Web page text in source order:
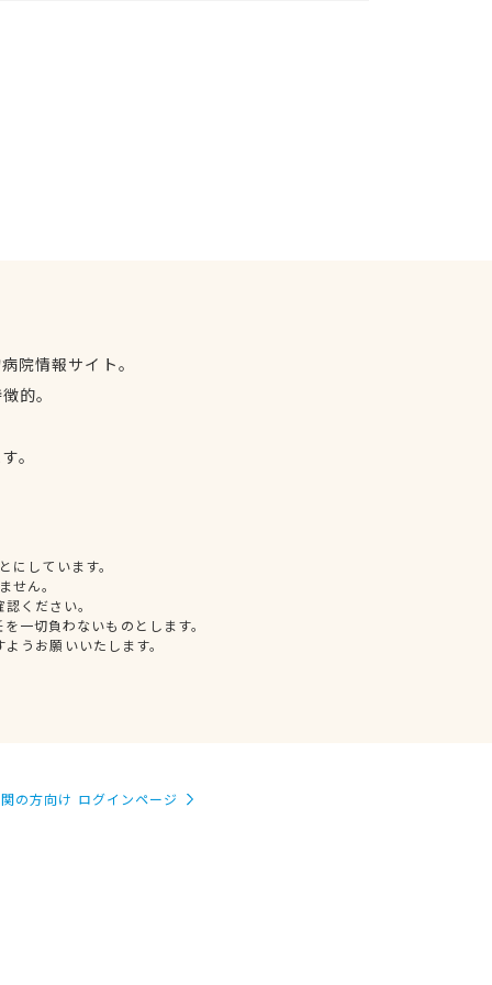
院情報サイト。
的。
。
しています。
せん。
ください。
一切負わないものとします。
うお願いいたします。
の方向け ログインページ